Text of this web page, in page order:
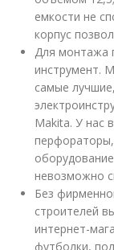
емкости не
корпус
Для монтажа
инструмент.
самые
Makita. У нас
невозможно
Без
строителей
интернет-
футболки,